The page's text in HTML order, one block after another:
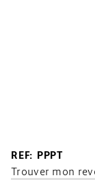
REF: PPPT
Trouver mon